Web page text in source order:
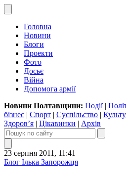
Головна
Новини
Блоги
Проекти
Фото
Досьє
Війна
Допомога армії
Новини Полтавщини: Події|
бізнес | Спорт | Суспільство |
Здоров’я | Цікавинки | Архів
23 серпня 2011, 11:41
Блог Ілька Запорожця